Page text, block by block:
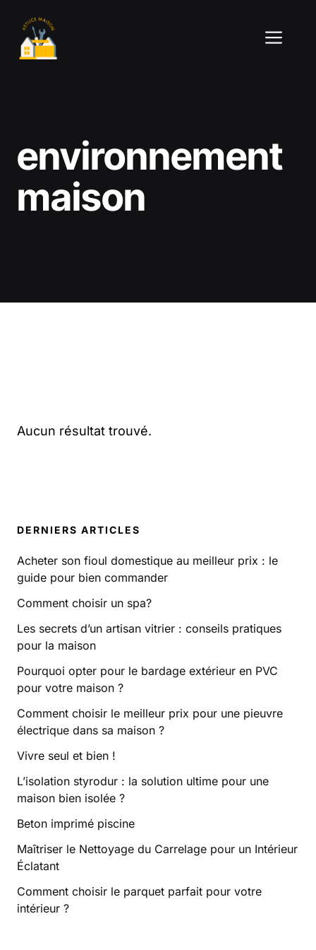
contenu
environnement
maison
DERNIERS ARTICLES
Acheter son fioul domestique au meilleur prix : le
guide pour bien commander
Comment choisir un spa?
Les secrets d’un artisan vitrier : conseils pratiques
pour la maison
Pourquoi opter pour le bardage extérieur en PVC
pour votre maison ?
Comment choisir le meilleur prix pour une pieuvre
électrique dans sa maison ?
Vivre seul et bien !
L’isolation styrodur : la solution ultime pour une
maison bien isolée ?
Beton imprimé piscine
Maîtriser le Nettoyage du Carrelage pour un Intérieur
Éclatant
Comment choisir le parquet parfait pour votre
intérieur ?
Aucun résultat trouvé.